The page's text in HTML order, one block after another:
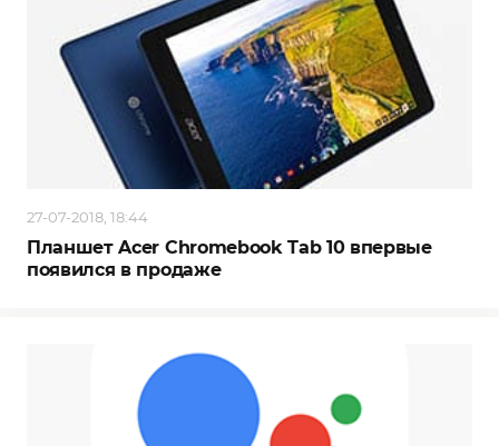
27-07-2018, 18:44
Планшет Acer Chromebook Tab 10 впервые
появился в продаже